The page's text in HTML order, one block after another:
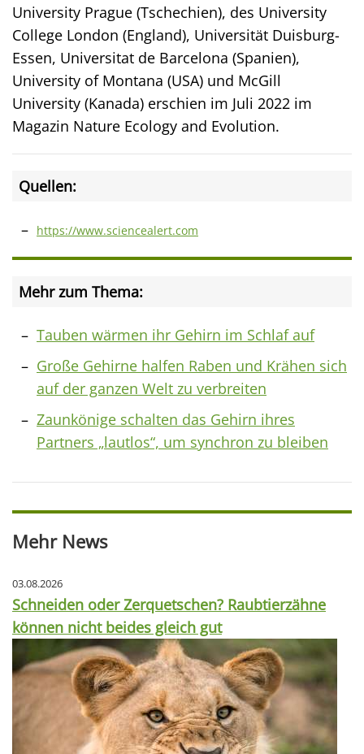
University Prague (Tschechien), des University
College London (England), Universität Duisburg-
Essen, Universitat de Barcelona (Spanien),
University of Montana (USA) und McGill
University (Kanada) erschien im Juli 2022 im
Magazin Nature Ecology and Evolution.
Quellen:
https://www.sciencealert.com
Mehr zum Thema:
Tauben wärmen ihr Gehirn im Schlaf auf
Große Gehirne halfen Raben und Krähen sich
auf der ganzen Welt zu verbreiten
Zaunkönige schalten das Gehirn ihres
Partners „lautlos“, um synchron zu bleiben
Mehr News
03.08.2026
Schneiden oder Zerquetschen? Raubtierzähne
können nicht beides gleich gut